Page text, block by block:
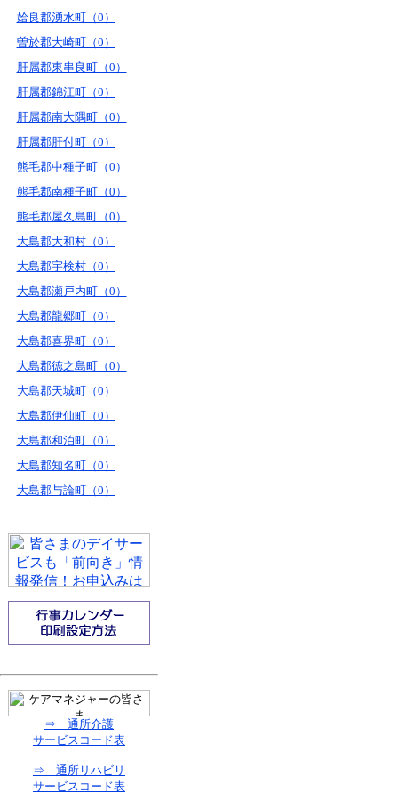
姶良郡湧水町（0）
曽於郡大崎町（0）
肝属郡東串良町（0）
肝属郡錦江町（0）
肝属郡南大隅町（0）
肝属郡肝付町（0）
熊毛郡中種子町（0）
熊毛郡南種子町（0）
熊毛郡屋久島町（0）
大島郡大和村（0）
大島郡宇検村（0）
大島郡瀬戸内町（0）
大島郡龍郷町（0）
大島郡喜界町（0）
大島郡徳之島町（0）
大島郡天城町（0）
大島郡伊仙町（0）
大島郡和泊町（0）
大島郡知名町（0）
大島郡与論町（0）
⇒ 通所介護
サービスコード表
⇒ 通所リハビリ
サービスコード表